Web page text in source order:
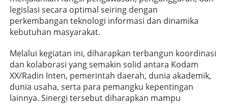
legislasi secara optimal seiring dengan
perkembangan teknologi informasi dan dinamika
kebutuhan masyarakat.
Melalui kegiatan ini, diharapkan terbangun koordinasi
dan kolaborasi yang semakin solid antara Kodam
XX/Radin Inten, pemerintah daerah, dunia akademik,
dunia usaha, serta para pemangku kepentingan
lainnya. Sinergi tersebut diharapkan mampu